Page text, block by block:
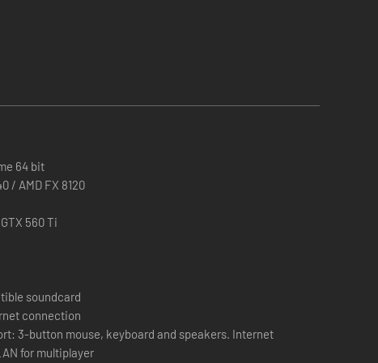
64 bit
/ AMD FX 8120
560 Ti
soundcard
connection
3-button mouse, keyboard and speakers. Internet
for multiplayer